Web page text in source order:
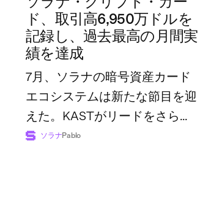
ド、取引高6,950万ドルを
記録し、過去最高の月間実
績を達成
7月、ソラナの暗号資産カード
エコシステムは新たな節目を迎
えた。KASTがリードをさらに
広げた一方で、業界全体の利用
ソラナPablo